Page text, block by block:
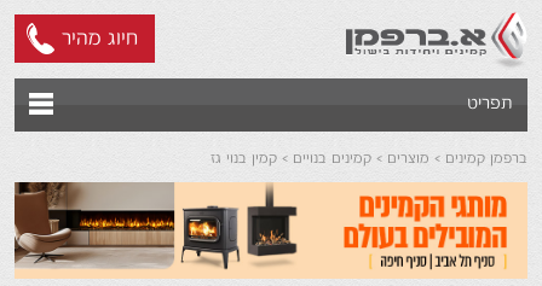
חיוג מהיר
תפריט
ברפמן קמינים מוצרים קמינים בנויים קמין בנוי גז